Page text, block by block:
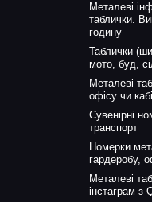
Металеві
таблички.
годину
Таблички
мото, буд,
Металеві
офісу чи
Сувенірні
транспорт
Номерки
гардеробу,
Металеві
інстаграм з